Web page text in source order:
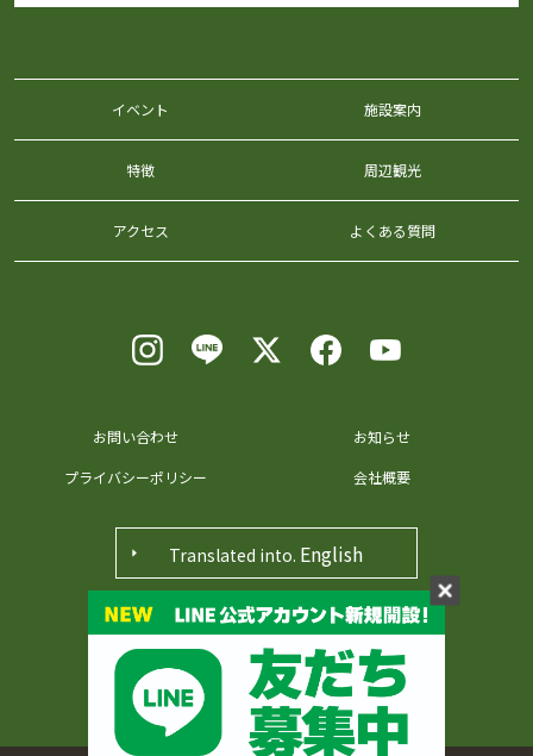
イベント 施設案内
特徴 周辺観光
アクセス よくある質問
〒371-0048 群馬県前橋市田口町36番地
お問い合わせ
お知らせ
プライバシーポリシー
会社概要
Translated into. English